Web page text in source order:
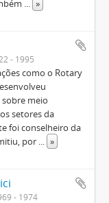
... »
- 1995
como o Rotary
meio
setores da
foi conselheiro da
por ... »
- 1974